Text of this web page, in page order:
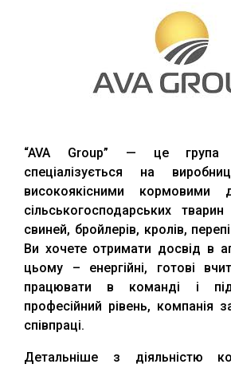
“AVA Group” — це група
спеціалізується на
високоякісними кормовими
сільськогосподарських
свиней, бройлерів, кролів,
Ви хочете отримати досвід в
цьому – енергійні, готові
працювати в команді і
професійний рівень, компанія
співпраці.
Детальніше з діяльністю